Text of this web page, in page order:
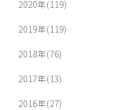
2020年(119)
2019年(119)
2018年(76)
2017年(13)
2016年(27)